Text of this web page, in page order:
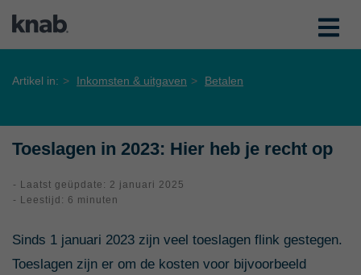
Artikel in: Inkomsten & uitgaven Betalen
Toeslagen in 2023: Hier heb je recht op
- Laatst geüpdate: 2 januari 2025
- Leestijd: 6 minuten
Sinds 1 januari 2023 zijn veel toeslagen flink gestegen.
Toeslagen zijn er om de kosten voor bijvoorbeeld